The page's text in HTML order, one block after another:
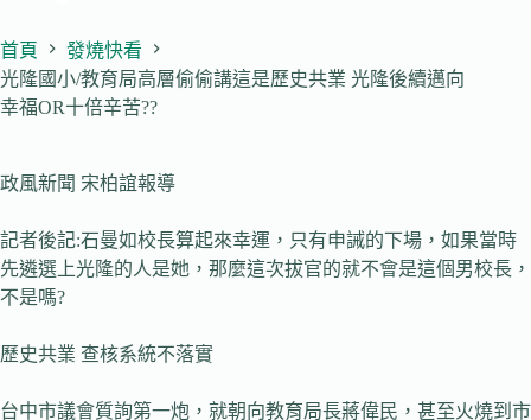
首頁
發燒快看
光隆國小/教育局高層偷偷講這是歷史共業 光隆後續邁向
幸福OR十倍辛苦??
政風新聞 宋柏誼報導
記者後記:石曼如校長算起來幸運，只有申誡的下場，如果當時
先遴選上光隆的人是她，那麼這次拔官的就不會是這個男校長，
不是嗎?
歷史共業 查核系統不落實
台中市議會質詢第一炮，就朝向教育局長蔣偉民，甚至火燒到市